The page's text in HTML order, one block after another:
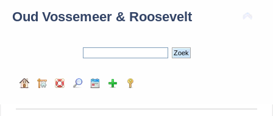
Oud Vossemeer & Roosevelt